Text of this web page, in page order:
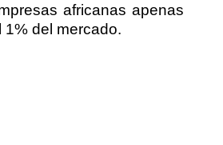
africanas apenas
1% del mercado.